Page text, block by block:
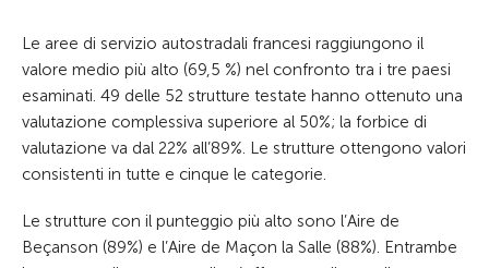
Le aree di servizio autostradali francesi raggiungono il
valore medio più alto (69,5 %) nel confronto tra i tre paesi
esaminati. 49 delle 52 strutture testate hanno ottenuto una
valutazione complessiva superiore al 50%; la forbice di
valutazione va dal 22% all’89%. Le strutture ottengono valori
consistenti in tutte e cinque le categorie.
Le strutture con il punteggio più alto sono l’Aire de
Beçanson (89%) e l’Aire de Maçon la Salle (88%). Entrambe